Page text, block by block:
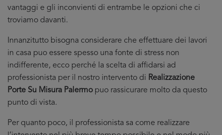
vantaggi e gli inconvienti di entrambe le opzioni che ci
troviamo davanti.
Innanzitutto bisogna considerare che effettuare dei lavori
in casa puo essere spesso una fonte di stress non
indifferente, ecco perché la scelta di affidarsi ad
professionista per il nostro intervento di Realizzazione
Porte Su Misura Palermo puo rassicurare molto da questo
punto di vista.
Per quanto poco, il professionista sa come realizzare